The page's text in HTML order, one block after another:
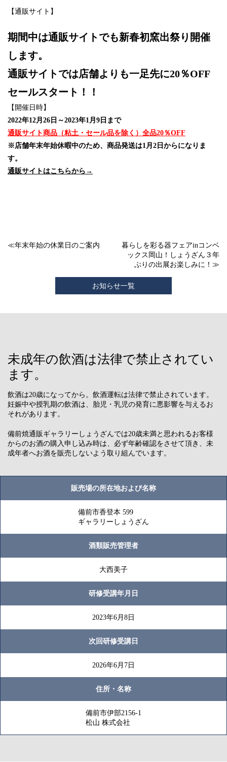
【通販サイト】
期間中は通販サイトでも新春初窯出祭り開催
します。
通販サイトでは店舗よりも一足先に20％OFF
セールスタート！！
【開催日時】
2022年12月26日～2023年1月9日まで
通販サイト商品（粘土・セール品を除く）全品20％OFF
※店舗年末年始休暇中のため、商品発送は1月2日からになりま
す。
通販サイトはこちらから→
≪年末年始の休業日のご案内
暮らしを彩る器フェアinコンベ
ックス岡山！しょうざん３年
ぶりの出展お楽しみに！ ≫
お知らせ一覧
未成年の飲酒は法律で禁止されてい
ます。
飲酒は20歳になってから。飲酒運転は法律で禁止されています。
妊娠中や授乳期の飲酒は、胎児・乳児の発育に悪影響を与えるお
それがあります。
備前焼通販ギャラリーしょうざんでは20歳未満と思われるお客様
からのお酒の購入申し込み時は、必ず年齢確認をさせて頂き、未
成年者へお酒を販売しないよう取り組んでいます。
販売場の所在地および名称
備前市香登本 599
ギャラリーしょうざん
酒類販売管理者
大西美子
研修受講年月日
2023年6月8日
次回研修受講日
2026年6月7日
住所・名称
備前市伊部2156-1
松山 株式会社